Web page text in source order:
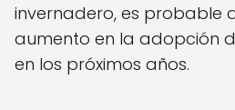
invernadero, es probable
aumento en la adopción
en los próximos años.